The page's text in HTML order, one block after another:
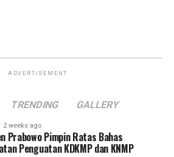
ADVERTISEMENT
TRENDING GALLERY
2 weeks ago
Prabowo Pimpin Ratas Bahas
Penguatan KDKMP dan KNMP